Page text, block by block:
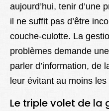
aujourd’hui, tenir d’une
il ne suffit pas d’être
couche-culotte. La
problèmes demande
parler d’information, de
leur évitant au moins
Le triple volet de